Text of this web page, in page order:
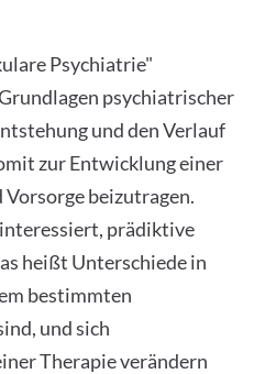
Psychiatrie"
psychiatrischer
und den Verlauf
zur Entwicklung einer
beizutragen.
prädiktive
heißt Unterschiede in
bestimmten
und sich
Therapie verändern